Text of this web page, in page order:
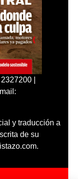
|
y traducción a
de su